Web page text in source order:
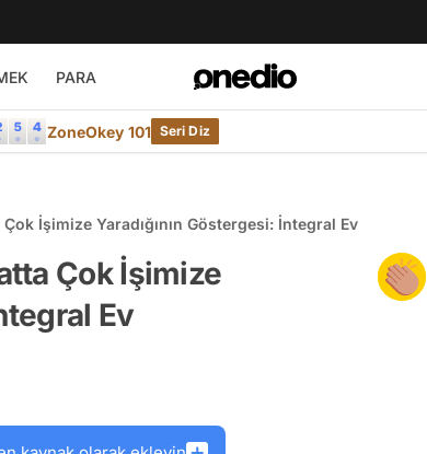
PARA
ZoneOkey 101 Seri Diz
İşimize Yaradığının Göstergesi: İntegral Ev
Çok İşimize
Ev